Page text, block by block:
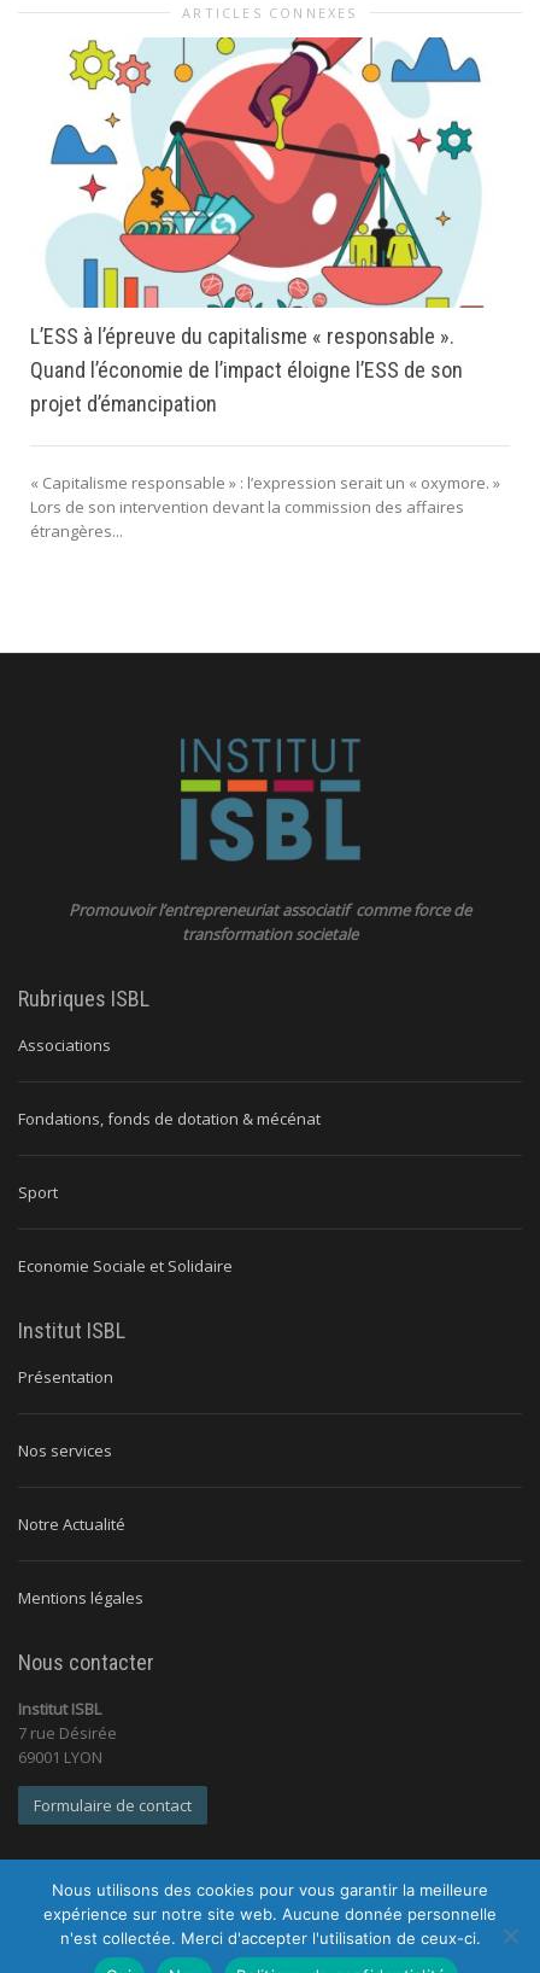
ARTICLES CONNEXES
L’ESS à l’épreuve du capitalisme « responsable ».
Quand l’économie de l’impact éloigne l’ESS de son
projet d’émancipation
« Capitalisme responsable » : l’expression serait un « oxymore. »
Lors de son intervention devant la commission des affaires
étrangères...
Promouvoir l’entrepreneuriat associatif comme force de
transformation societale
Rubriques ISBL
Associations
Fondations, fonds de dotation & mécénat
Sport
Economie Sociale et Solidaire
Institut ISBL
Présentation
Nos services
Notre Actualité
Mentions légales
Nous contacter
Institut ISBL
7 rue Désirée
69001 LYON
Formulaire de contact
© 2026 Institut ISBL |Tous droits réservés |Mentions légales
|
Nous utilisons des cookies pour vous garantir la meilleure
expérience sur notre site web. Aucune donnée personnelle
n'est collectée. Merci d'accepter l'utilisation de ceux-ci.